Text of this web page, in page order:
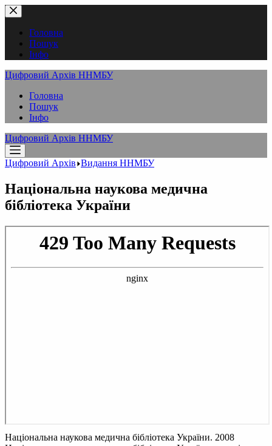
Перейти
до
вмістуГоловна
Пошук
Інфо
Цифровий Архів ННМБУ
Головна
Пошук
Інфо
Цифровий Архів ННМБУ
Цифровий Архів Видання ННМБУ
Національна наукова медична
бібліотека України
Національна наукова медична бібліотека України. 2008